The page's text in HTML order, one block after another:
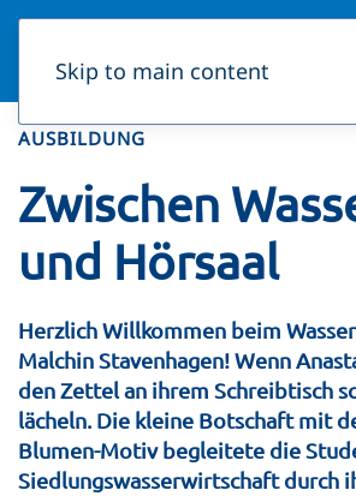
Skip to main content
AUSBILDUNG
Zwischen
und Hörsaal
Herzlich Willkommen beim
Malchin Stavenhagen! Wenn
den Zettel an ihrem Schreibtisch
lächeln. Die kleine Botschaft mit
Blumen-Motiv begleitete die
Siedlungswasserwirtschaft durch